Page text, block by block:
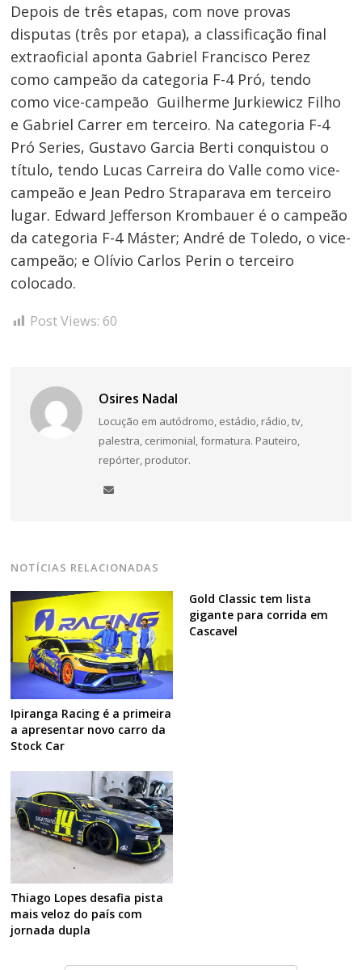
Depois de três etapas, com nove provas
disputas (três por etapa), a classificação final
extraoficial aponta Gabriel Francisco Perez
como campeão da categoria F-4 Pró, tendo
como vice-campeão Guilherme Jurkiewicz Filho
e Gabriel Carrer em terceiro. Na categoria F-4
Pró Series, Gustavo Garcia Berti conquistou o
título, tendo Lucas Carreira do Valle como vice-
campeão e Jean Pedro Straparava em terceiro
lugar. Edward Jefferson Krombauer é o campeão
da categoria F-4 Máster; André de Toledo, o vice-
campeão; e Olívio Carlos Perin o terceiro
colocado.
Post Views: 60
Osires Nadal
Locução em autódromo, estádio, rádio, tv,
palestra, cerimonial, formatura. Pauteiro,
repórter, produtor.
NOTÍCIAS RELACIONADAS
Ipiranga Racing é a primeira
a apresentar novo carro da
Stock Car
Gold Classic tem lista
gigante para corrida em
Cascavel
Thiago Lopes desafia pista
mais veloz do país com
jornada dupla
Navegação
de
Post